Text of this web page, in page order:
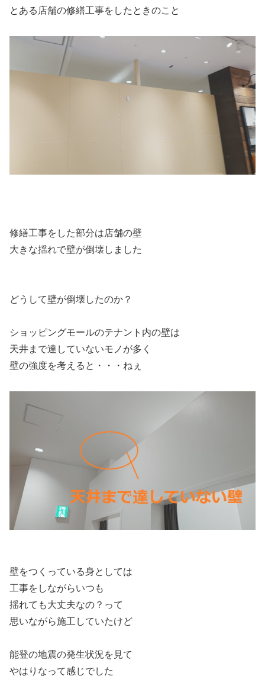
とある店舗の修繕工事をしたときのこと
修繕工事をした部分は店舗の壁
大きな揺れで壁が倒壊しました
どうして壁が倒壊したのか？
ショッピングモールのテナント内の壁は
天井まで達していないモノが多く
壁の強度を考えると・・・ねぇ
壁をつくっている身としては
工事をしながらいつも
揺れても大丈夫なの？って
思いながら施工していたけど
能登の地震の発生状況を見て
やはりなって感じでした